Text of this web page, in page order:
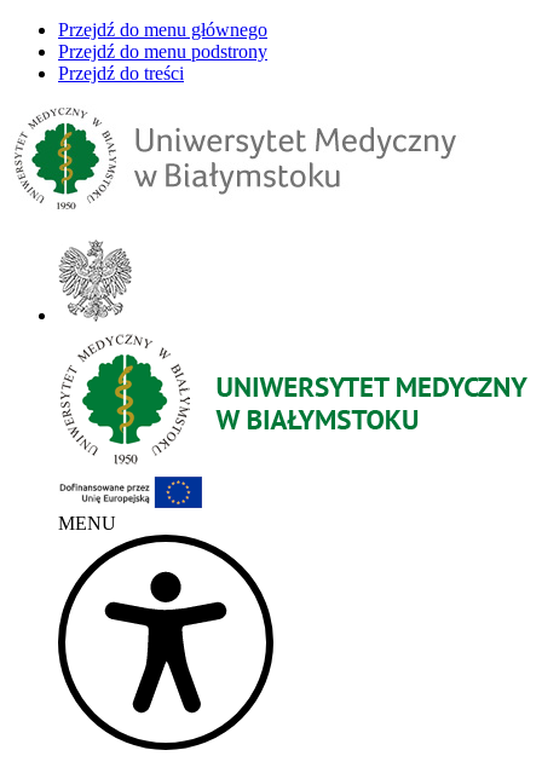
Przejdź do menu głównego
Przejdź do menu podstrony
Przejdź do treści
MENU